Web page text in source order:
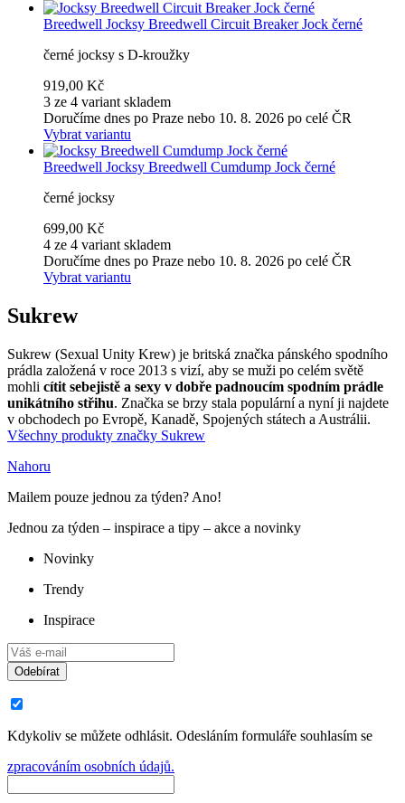
Breedwell Jocksy Breedwell Circuit Breaker Jock černé
černé jocksy s D-kroužky
919,00 Kč
3 ze 4 variant skladem
Doručíme dnes po Praze nebo 10. 8. 2026 po celé ČR
Vybrat variantu
Breedwell Jocksy Breedwell Cumdump Jock černé
černé jocksy
699,00 Kč
4 ze 4 variant skladem
Doručíme dnes po Praze nebo 10. 8. 2026 po celé ČR
Vybrat variantu
Sukrew
Sukrew (Sexual Unity Krew) je britská značka pánského spodního
prádla založená v roce 2013 s vizí, aby se muži po celém světě
mohli cítit sebejistě a sexy v dobře padnoucím spodním prádle
unikátního střihu. Značka se brzy stala populární a nyní ji najdete
v obchodech po Evropě, Kanadě, Spojených státech a Austrálii.
Všechny produkty značky Sukrew
Nahoru
Mailem pouze jednou za týden? Ano!
Jednou za týden – inspirace a tipy – akce a novinky
Novinky
Trendy
Inspirace
Odebírat
Kdykoliv se můžete odhlásit. Odesláním formuláře souhlasím se
zpracováním osobních údajů.